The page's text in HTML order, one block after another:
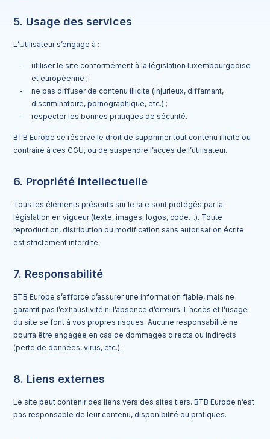
5. Usage des services
L’Utilisateur s’engage à :
utiliser le site conformément à la législation luxembourgeoise
et européenne ;
ne pas diffuser de contenu illicite (injurieux, diffamant,
discriminatoire, pornographique, etc.) ;
respecter les bonnes pratiques de sécurité.
BTB Europe se réserve le droit de supprimer tout contenu illicite ou
contraire à ces CGU, ou de suspendre l’accès de l’utilisateur.
6. Propriété intellectuelle
Tous les éléments présents sur le site sont protégés par la
législation en vigueur (texte, images, logos, code…). Toute
reproduction, distribution ou modification sans autorisation écrite
est strictement interdite.
7. Responsabilité
BTB Europe s’efforce d’assurer une information fiable, mais ne
garantit pas l’exhaustivité ni l’absence d’erreurs. L’accès et l’usage
du site se font à vos propres risques. Aucune responsabilité ne
pourra être engagée en cas de dommages directs ou indirects
(perte de données, virus, etc.).
8. Liens externes
Le site peut contenir des liens vers des sites tiers. BTB Europe n’est
pas responsable de leur contenu, disponibilité ou pratiques.